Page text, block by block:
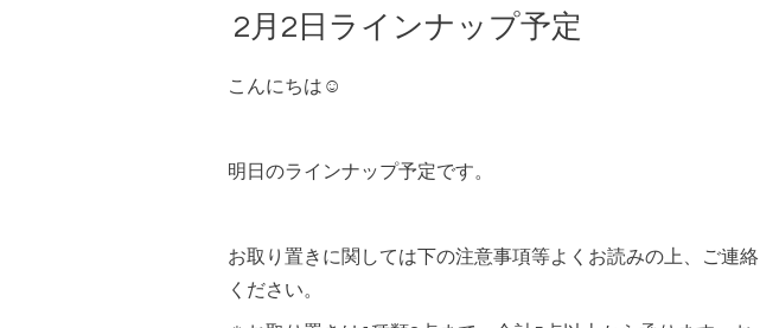
2月2日ラインナップ予定
こんにちは☺︎
明日のラインナップ予定です。
お取り置きに関しては下の注意事項等よくお読みの上、ご連絡
ください。